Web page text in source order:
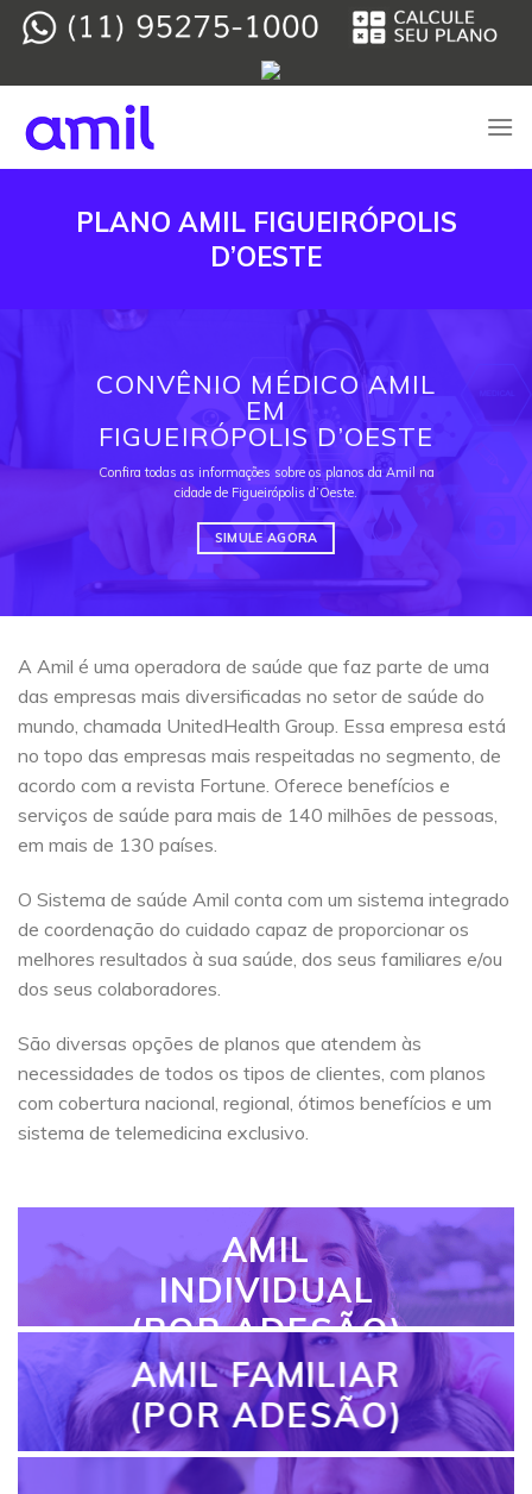
Skip
PLANO AMIL FIGUEIRÓPOLIS
D’OESTE
CONVÊNIO MÉDICO AMIL
EM
FIGUEIRÓPOLIS D’OESTE
Confira todas as informações sobre os planos da Amil na
cidade de Figueirópolis d’Oeste.
SIMULE AGORA
A Amil é uma operadora de saúde que faz parte de uma
das empresas mais diversificadas no setor de saúde do
mundo, chamada UnitedHealth Group. Essa empresa está
no topo das empresas mais respeitadas no segmento, de
acordo com a revista Fortune. Oferece benefícios e
serviços de saúde para mais de 140 milhões de pessoas,
em mais de 130 países.
O Sistema de saúde Amil conta com um sistema integrado
de coordenação do cuidado capaz de proporcionar os
melhores resultados à sua saúde, dos seus familiares e/ou
dos seus colaboradores.
São diversas opções de planos que atendem às
necessidades de todos os tipos de clientes, com planos
com cobertura nacional, regional, ótimos benefícios e um
sistema de telemedicina exclusivo.
AMIL
INDIVIDUAL
(POR ADESÃO)
AMIL FAMILIAR
(POR ADESÃO)